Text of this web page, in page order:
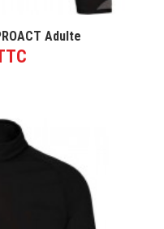
Adulte